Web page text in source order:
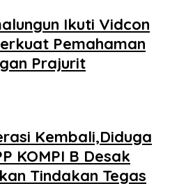
Ikuti Vidcon
Pemahaman
Prajurit
Kembali,Diduga
KOMPI B Desak
Tindakan Tegas